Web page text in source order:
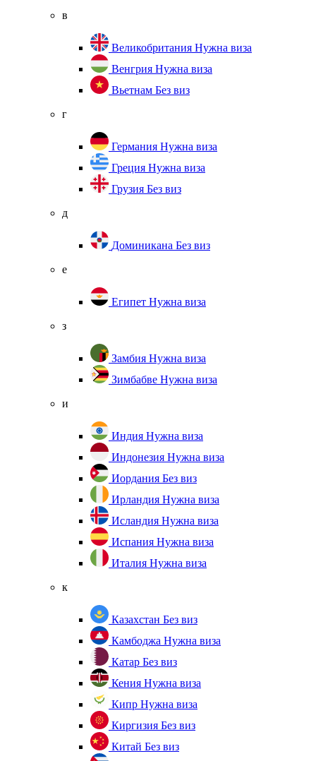
в
Великобритания Нужна виза
Венгрия Нужна виза
Вьетнам Без виз
г
Германия Нужна виза
Греция Нужна виза
Грузия Без виз
д
Доминикана Без виз
е
Египет Нужна виза
з
Замбия Нужна виза
Зимбабве Нужна виза
и
Индия Нужна виза
Индонезия Нужна виза
Иордания Без виз
Ирландия Нужна виза
Исландия Нужна виза
Испания Нужна виза
Италия Нужна виза
к
Казахстан Без виз
Камбоджа Нужна виза
Катар Без виз
Кения Нужна виза
Кипр Нужна виза
Киргизия Без виз
Китай Без виз